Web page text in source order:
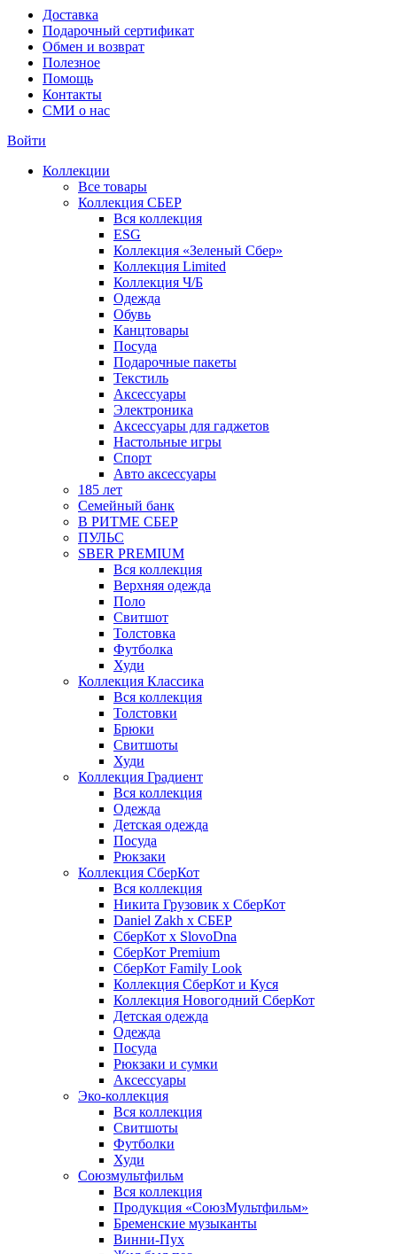
Доставка
Подарочный сертификат
Обмен и возврат
Полезное
Помощь
Контакты
СМИ о нас
Войти
Коллекции
Все товары
Коллекция СБЕР
Вся коллекция
ESG
Коллекция «Зеленый Сбер»
Коллекция Limited
Коллекция Ч/Б
Одежда
Обувь
Канцтовары
Посуда
Подарочные пакеты
Текстиль
Аксессуары
Электроника
Аксессуары для гаджетов
Настольные игры
Спорт
Авто аксессуары
185 лет
Семейный банк
В РИТМЕ СБЕР
ПУЛЬС
SBER PREMIUM
Вся коллекция
Верхняя одежда
Поло
Свитшот
Толстовка
Футболка
Худи
Коллекция Классика
Вся коллекция
Толстовки
Брюки
Свитшоты
Худи
Коллекция Градиент
Вся коллекция
Одежда
Детская одежда
Посуда
Рюкзаки
Коллекция СберКот
Вся коллекция
Никита Грузовик х СберКот
Daniel Zakh x СБЕР
СберКот x SlovoDna
СберКот Premium
СберКот Family Look
Коллекция СберКот и Куся
Коллекция Новогодний СберКот
Детская одежда
Одежда
Посуда
Рюкзаки и сумки
Аксессуары
Эко-коллекция
Вся коллекция
Свитшоты
Футболки
Худи
Союзмультфильм
Вся коллекция
Продукция «СоюзМультфильм»
Бременские музыканты
Винни-Пух